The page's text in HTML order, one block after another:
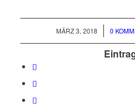
MÄRZ 3, 2018
/ 0 /